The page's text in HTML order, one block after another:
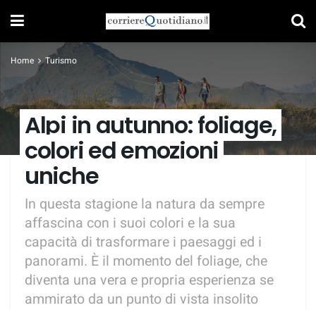
Home Turismo
Alpi in autunno: foliage,
colori ed emozioni
uniche
In questa stagione la natura da sempre
affascina con i suoi colori e la sua
capacità di trasformare i paesaggi ed i
panorami. È il momento del foliage, che
diventa una vera e propria esperienza se
ammirato da un punto di vista insolito